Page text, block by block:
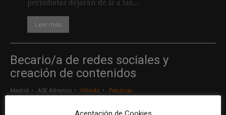
periodistas dejaran de ir a las...
Leer más
Becario/a de redes sociales y
creación de contenidos
Madrid ASE Athletics Híbrido Prácticas